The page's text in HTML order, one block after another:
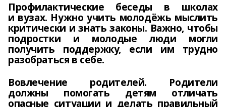
Профилактические беседы в школах
и вузах. Нужно учить молодёжь мыслить
критически и знать законы. Важно, чтобы
подростки и молодые люди могли
получить поддержку, если им трудно
разобраться в себе.
Вовлечение родителей. Родители
должны помогать детям отличать
опасные ситуации и делать правильный